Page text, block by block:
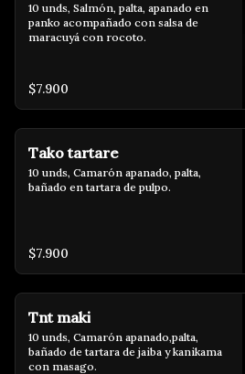
10 unds, Salmón, palta, apanado en
panko acompañado con salsa de
maracuyá con rocoto.
$7.900
Tako tartare
10 unds, Camarón apanado, palta,
bañado en tartara de pulpo.
$7.900
Tnt maki
10 unds, Camarón apanado,palta,
bañado de tartara de jaiba y kanikama
con masago.